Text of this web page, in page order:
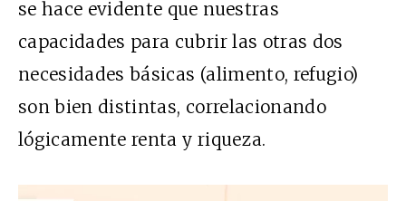
se hace evidente que nuestras
capacidades para cubrir las otras dos
necesidades básicas (alimento, refugio)
son bien distintas, correlacionando
lógicamente renta y riqueza.